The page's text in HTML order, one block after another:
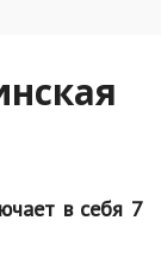
в себя 7